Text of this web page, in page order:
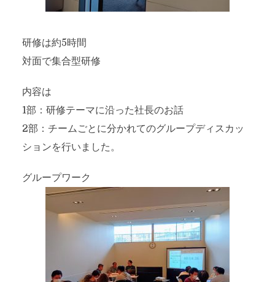
研修は約5時間
対面で集合型研修
内容は
1部：研修テーマに沿った社長のお話
2部：チームごとに分かれてのグループディスカッ
ションを行いました。
グループワーク